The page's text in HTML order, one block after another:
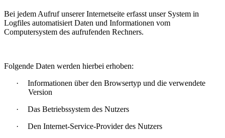
Bei jedem Aufruf unserer Internetseite erfasst unser System in
Logfiles automatisiert Daten und Informationen vom
Computersystem des aufrufenden Rechners.
Folgende Daten werden hierbei erhoben:
·
Informationen über den Browsertyp und die verwendete
Version
·
Das Betriebssystem des Nutzers
·
Den Internet-Service-Provider des Nutzers